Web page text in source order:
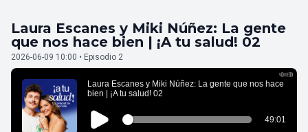
Laura Escanes y Miki Núñez: La gente
que nos hace bien | ¡A tu salud! 02
2026-06-09 10:00 • Episodio 2